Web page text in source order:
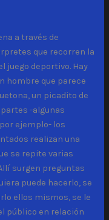
a través de
que recorren la
juego deportivo. Hay
hombre que parece
un picadito de
-algunas
ejemplo- los
realizan una
se repite varias
surgen preguntas
puede hacerlo, se
ellos mismos, se le
público en relación